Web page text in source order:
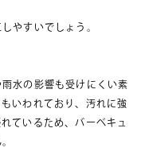
やすいでしょう。
水の影響も受けにくい素
いわれており、汚れに強
ているため、バーベキュ